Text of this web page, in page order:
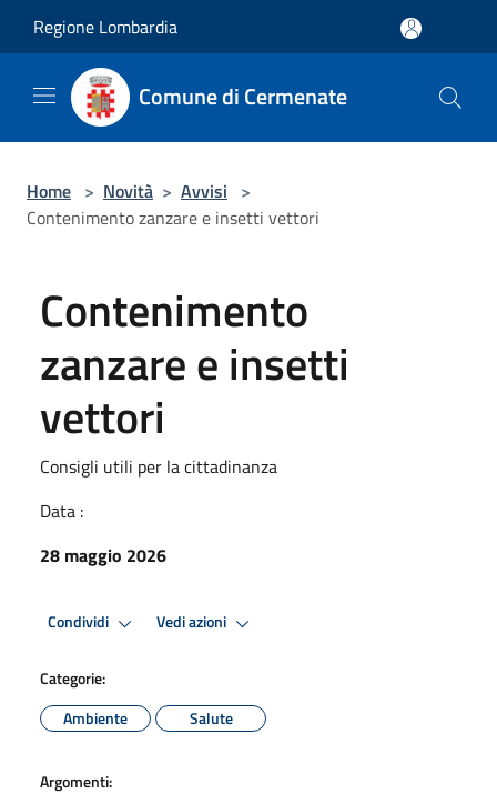
Regione Lombardia
Comune di Cermenate
Home > Novità > Avvisi >
Contenimento zanzare e insetti vettori
Contenimento
zanzare e insetti
vettori
Consigli utili per la cittadinanza
Data :
28 maggio 2026
Condividi Vedi azioni
Categorie:
Ambiente
Salute
Argomenti: